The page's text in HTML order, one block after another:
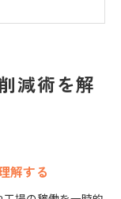
気工事手法
響を抑える
法
減術を解
解する